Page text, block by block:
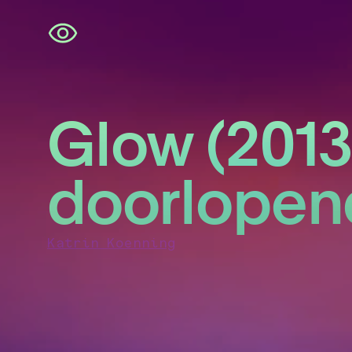
Navigatie
overslaan
Glow
Katrin Koenning